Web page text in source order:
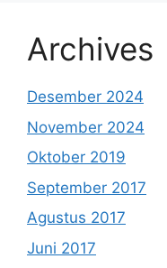
Archives
Desember 2024
November 2024
Oktober 2019
September 2017
Agustus 2017
Juni 2017